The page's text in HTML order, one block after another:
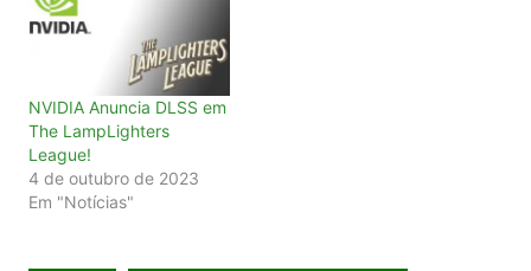
NVIDIA Anuncia DLSS em
The LampLighters
League!
4 de outubro de 2023
Em "Notícias"